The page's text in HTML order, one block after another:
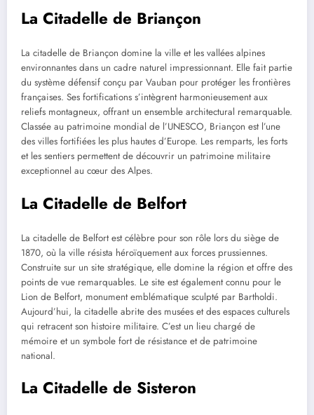
La Citadelle de Briançon
La citadelle de Briançon domine la ville et les vallées alpines
environnantes dans un cadre naturel impressionnant. Elle fait partie
du système défensif conçu par Vauban pour protéger les frontières
françaises. Ses fortifications s’intègrent harmonieusement aux
reliefs montagneux, offrant un ensemble architectural remarquable.
Classée au patrimoine mondial de l’UNESCO, Briançon est l’une
des villes fortifiées les plus hautes d’Europe. Les remparts, les forts
et les sentiers permettent de découvrir un patrimoine militaire
exceptionnel au cœur des Alpes.
La Citadelle de Belfort
La citadelle de Belfort est célèbre pour son rôle lors du siège de
1870, où la ville résista héroïquement aux forces prussiennes.
Construite sur un site stratégique, elle domine la région et offre des
points de vue remarquables. Le site est également connu pour le
Lion de Belfort, monument emblématique sculpté par Bartholdi.
Aujourd’hui, la citadelle abrite des musées et des espaces culturels
qui retracent son histoire militaire. C’est un lieu chargé de
mémoire et un symbole fort de résistance et de patrimoine
national.
La Citadelle de Sisteron